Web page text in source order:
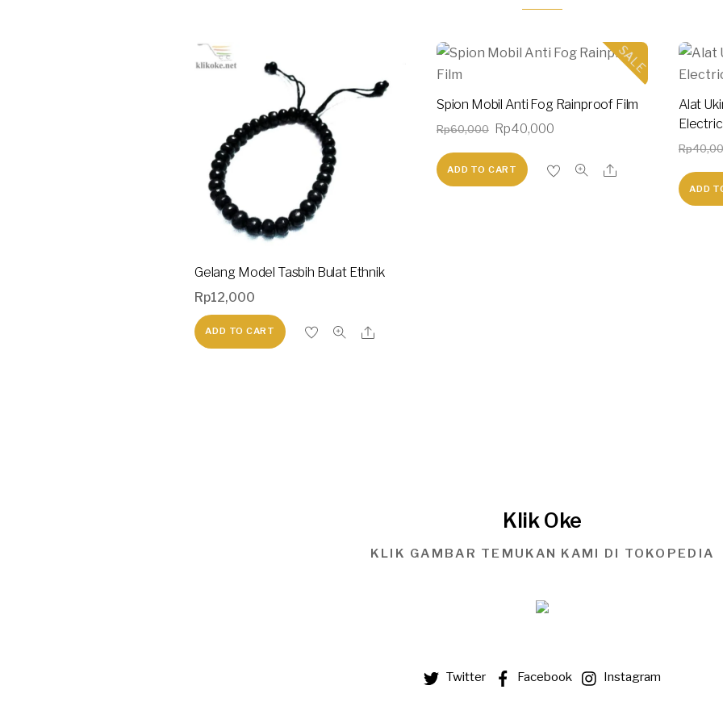
Gelang Model Tasbih Bulat Ethnik
Rp12,000
ADD TO CART
SALE
Spion Mobil Anti Fog Rainproof Film
Rp60,000
Original
price
was:
Rp40,000Current
is:
ADD TO CART
Alat
Rp
ADD
Klik Oke
KLIK GAMBAR TEMUKAN KAMI DI TOKOPEDIA
Twitter Facebook Instagram